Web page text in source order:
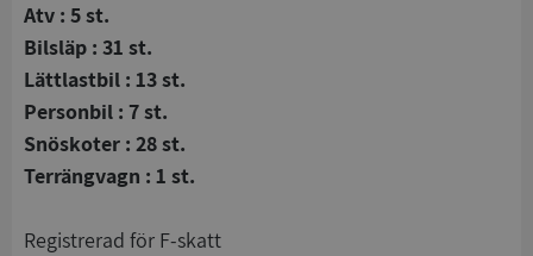
Atv : 5 st.
Bilsläp : 31 st.
Lättlastbil : 13 st.
Personbil : 7 st.
Snöskoter : 28 st.
Terrängvagn : 1 st.
registrerad för F-skatt